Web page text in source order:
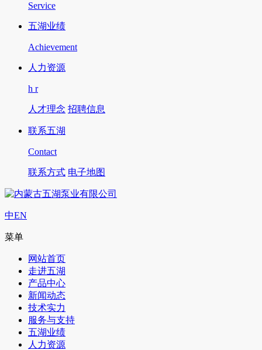
Service
五湖业绩
Achievement
人力资源
h r
人才理念 招聘信息
联系五湖
Contact
联系方式 电子地图
中EN
菜单
网站首页
走进五湖
产品中心
新闻动态
技术实力
服务与支持
五湖业绩
人力资源